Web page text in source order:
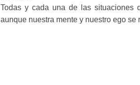
Todas y cada una de las situaciones
aunque nuestra mente y nuestro ego se